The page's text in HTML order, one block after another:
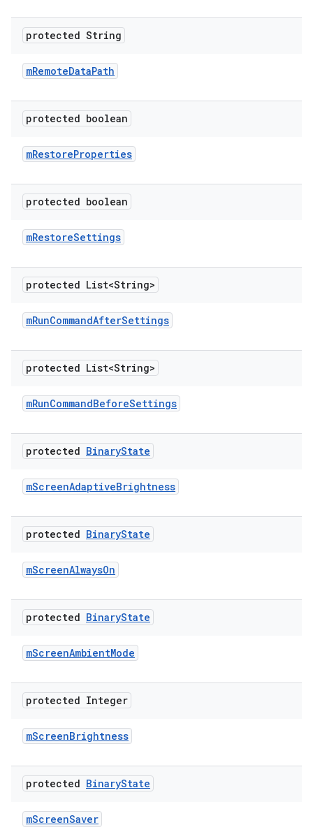
protected String
mRemoteDataPath
protected boolean
mRestoreProperties
protected boolean
mRestoreSettings
protected List<String>
mRunCommandAfterSettings
protected List<String>
mRunCommandBeforeSettings
protected BinaryState
mScreenAdaptiveBrightness
protected BinaryState
mScreenAlwaysOn
protected BinaryState
mScreenAmbientMode
protected Integer
mScreenBrightness
protected BinaryState
mScreenSaver